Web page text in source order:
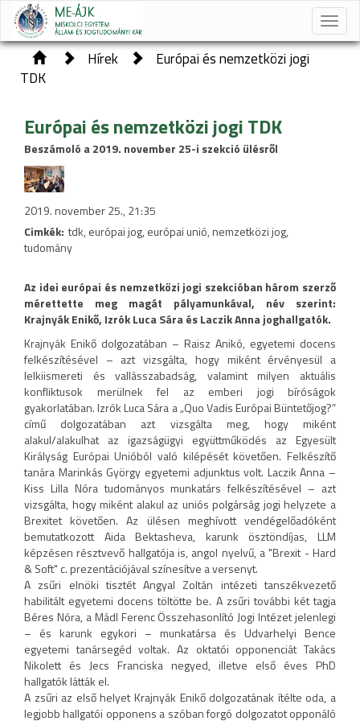
Toggle
Hírek
Európai és nemzetközi jogi
TDK
Európai és nemzetközi jogi TDK
Beszámoló a 2019. november 25-i szekció ülésről
2019. november 25., 21:35
Cimkék: tdk, európai jog, európai unió, nemzetközi jog,
tudomány
Az idei európai és nemzetközi jogi szekcióban három szerző
mérettette meg magát pályamunkával, név szerint:
Krajnyák Enikő, Izrók Luca Sára és Laczik Anna joghallgatók.
Krajnyák Enikő dolgozatában – Raisz Anikó, egyetemi docens
felkészítésével – azt vizsgálta, hogy miként érvényesül a
lelkiismereti és vallásszabadság, valamint milyen aktuális
konfliktusok merülnek fel az emberi jogi bíróságok
gyakorlatában. Izrók Luca Sára a „Quo Vadis Európai Büntetőjog?”
című dolgozatában azt vizsgálta meg, hogy miként
alakul/alakulhat az igazságügyi együttműködés az Egyesült
Királyság Európai Unióból való kilépését követően. Felkészítő
tanára Marinkás György egyetemi adjunktus volt. Laczik Anna –
Kiss Lilla Nóra tudományos munkatárs felkészítésével – azt
vizsgálta, hogy miként alakul az uniós polgárság jogi helyzete a
Brexitet követően. Az ülésen meghívott vendégelőadóként
bemutatkozott Aida Bektasheva, karunk ösztöndíjas, LLM
képzésen résztvevő hallgatója is, angol nyelvű, a "Brexit - Hard
& Soft" c. prezentációjával színesítve a versenyt.
A zsűri elnöki tisztét Angyal Zoltán intézeti tanszékvezető
habilitált egyetemi docens töltötte be. A zsűri további két tagja
Béres Nóra, a Mádl Ferenc Összehasonlító Jogi Intézet jelenlegi
– és karunk egykori – munkatársa és Udvarhelyi Bence
egyetemi tanársegéd voltak. Az oktatói opponenciát Takács
Nikolett és Jecs Franciska negyed, illetve első éves PhD
hallgatók látták el.
A zsűri az első helyet Krajnyák Enikő dolgozatának ítélte oda, a
legjobb hallgatói opponens a szóban forgó dolgozatot opponáló